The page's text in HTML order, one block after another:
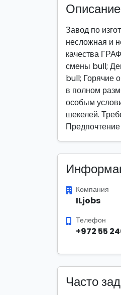
Завод по
несложная и
качества
смены bull;
bull; Горячие
в полном
особым
шекелей.
Компания
ILjobs
Телефон
+972 55
Часто